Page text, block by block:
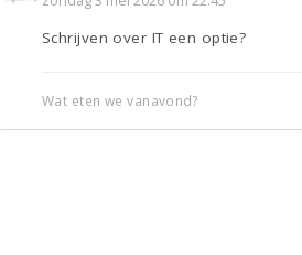
Schrijven over IT een optie?
Wat eten we vanavond?